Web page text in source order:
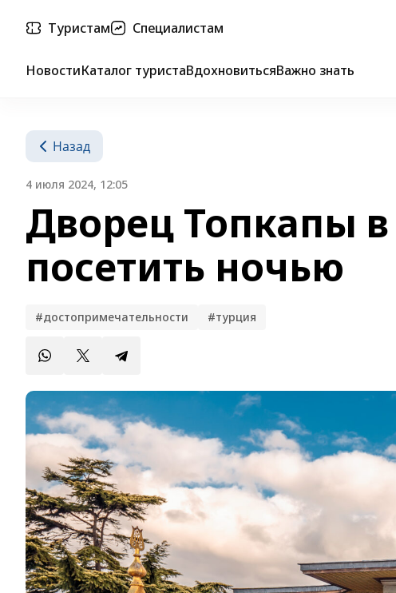
Туристам Специалистам
НовостиКаталог туристаВдохновитьсяВажно знать
Назад
4 июля 2024, 12:05
Дворец Топкапы
посетить ночью
#достопримечательности #турция